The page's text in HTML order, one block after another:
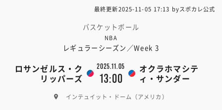
最終更新2025-11-05 17:13 byスポカレ公式
バスケットボール
NBA
レギュラーシーズン／Week 3
ロサンゼルス・ク
リッパーズ
2025.11.05
13:00
オクラホマシテ
ィ・サンダー
インテュイット・ドーム（アメリカ）